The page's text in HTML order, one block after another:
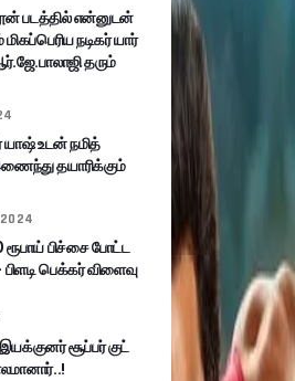
படத்தில் என்னுடன்
மிகப்பெரிய நடிகர் யார்
தரும்
யாஷ் உடன் நமித்
தயாரிக்கும்
2024
ரூபாய் பிச்சை போட்ட
பெக்கர் விளைவு
சூப்பர் குட்